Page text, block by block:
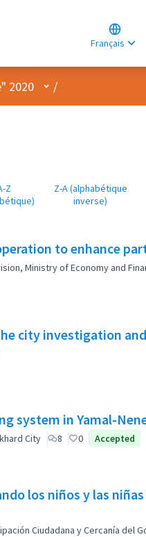
Français
Choose
Choisir
Elegir
2020 Menu utilisateur
/
Z
Z-A (alphabétique
inverse)
to enhance
Ministry of Economy and
city investigation
system in Yamal-
City 8 0 Accepted
los niños y las
Ciudadana y Cercanía del